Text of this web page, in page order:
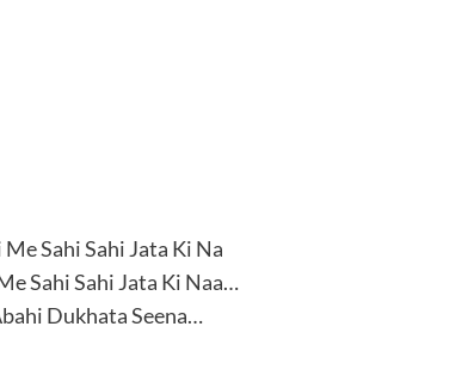
Sahi Sahi Jata Ki Na
Sahi Sahi Jata Ki Naa…
Dukhata Seena…